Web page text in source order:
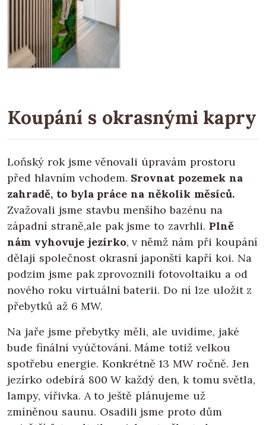
Koupání s okrasnými kapry
Loňský rok jsme věnovali úpravám prostoru
před hlavním vchodem. Srovnat pozemek na
zahradě, to byla práce na několik měsíců.
Zvažovali jsme stavbu menšího bazénu na
západní straně,ale pak jsme to zavrhli. Plně
nám vyhovuje jezírko, v němž nám při koupání
dělají společnost okrasní japonští kapří koi. Na
podzim jsme pak zprovoznili fotovoltaiku a od
nového roku virtuální baterii. Do ní lze uložit z
přebytků až 6 MW.
Na jaře jsme přebytky měli, ale uvidíme, jaké
bude finální vyúčtování. Máme totiž velkou
spotřebu energie. Konkrétně 13 MW ročně. Jen
jezírko odebírá 800 W každý den, k tomu světla,
lampy, vířivka. A to ještě plánujeme už
zmíněnou saunu. Osadili jsme proto dům